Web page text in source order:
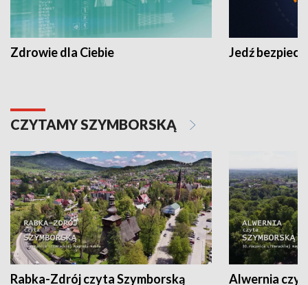
Zdrowie dla Ciebie Jedź
CZYTAMY SZYMBORSKĄ
Rabka-Zdrój czyta Szymborską Alwernia